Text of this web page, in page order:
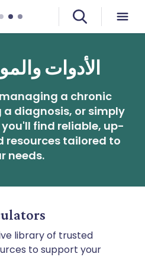
الأدوات
a chronic
diagnosis, or simply
find reliable, up-
tailored to
needs.
library of trusted
to support your